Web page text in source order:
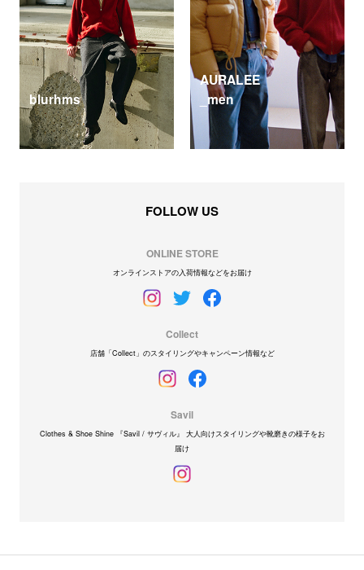
blurhms
AURALEE
_men
FOLLOW US
ONLINE STORE
オンラインストアの入荷情報などをお届け
Collect
店舗「Collect」のスタイリングやキャンペーン情報など
Savil
Clothes & Shoe Shine 『Savil / サヴィル』 大人向けスタイリングや靴磨きの様子をお
届け